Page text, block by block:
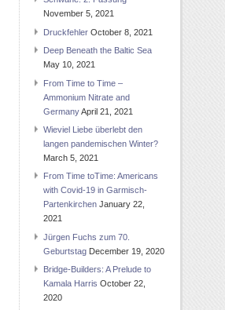
November 5, 2021
Druckfehler October 8, 2021
Deep Beneath the Baltic Sea
May 10, 2021
From Time to Time –
Ammonium Nitrate and
GermanyApril 21, 2021
Wieviel Liebe überlebt den
langen pandemischen Winter?
March 5, 2021
From Time toTime: Americans
with Covid-19 in Garmisch-
Partenkirchen January 22,
2021
Jürgen Fuchs zum 70.
Geburtstag December 19, 2020
Bridge-Builders: A Prelude to
Kamala Harris October 22,
2020